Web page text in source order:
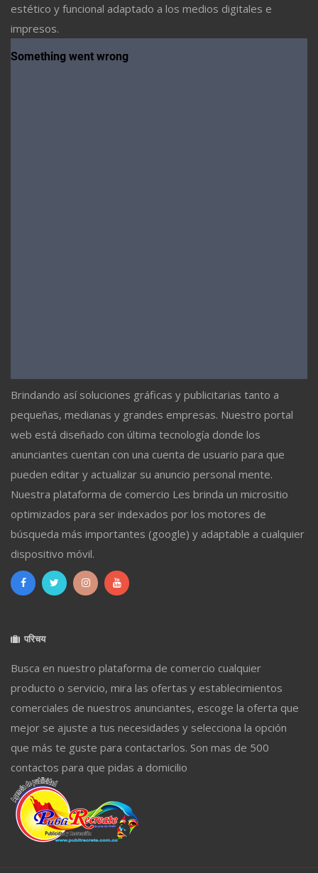
estético y funcional adaptado a los medios digitales e
impresos.
Brindando así soluciones gráficas y publicitarias tanto a
pequeñas, medianas y grandes empresas. Nuestro portal
web está diseñado con última tecnología donde los
anunciantes cuentan con una cuenta de usuario para que
pueden editar y actualizar su anuncio personal mente.
Nuestra plataforma de comercio Les brinda un micrositio
optimizados para ser indexados por los motores de
búsqueda más importantes (google) y adaptable a cualquier
dispositivo móvil.
परिचय
Busca en nuestro plataforma de comercio cualquier
producto o servicio, mira las ofertas y establecimientos
comerciales de nuestros anunciantes, escoge la oferta que
mejor se ajuste a tus necesidades y selecciona la opción
que más te guste para contactarlos. Son mas de 500
contactos para que pidas a domicilio